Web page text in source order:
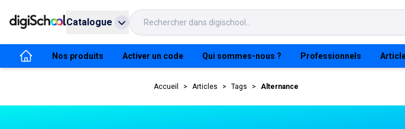
Catalogue
Nos produits Activer un code Qui sommes-nous ? Professionnels
Accueil > Articles > Tags > Alternance